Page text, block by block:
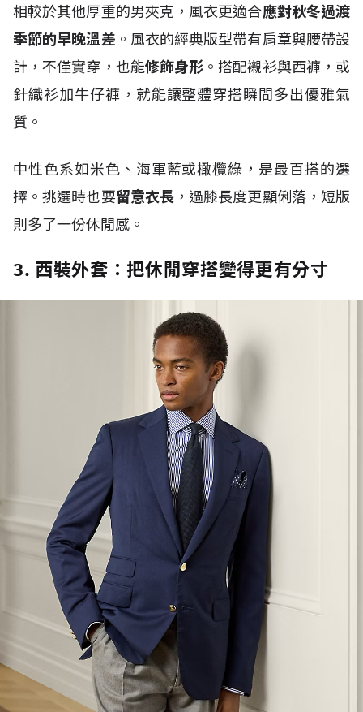
相較於其他厚重的男夾克，風衣更適合應對秋冬過渡
季節的早晚溫差 。風衣的經典版型帶有肩章與腰帶設
計，不僅實穿，也能修飾身形 。搭配襯衫與西褲，或
針織衫加牛仔褲，就能讓整體穿搭瞬間多出優雅氣
質。
中性色系如米色、海軍藍或橄欖綠，是最百搭的選
擇。挑選時也要留意衣長 ，過膝長度更顯俐落，短版
則多了一份休閒感。
3. 西裝外套：把休閒穿搭變得更有分寸